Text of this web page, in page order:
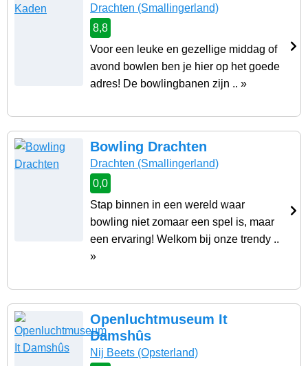
Drachten (Smallingerland)
8,8
Voor een leuke en gezellige middag of
avond bowlen ben je hier op het goede
adres! De bowlingbanen zijn .. »
Bowling Drachten
Drachten (Smallingerland)
0,0
Stap binnen in een wereld waar
bowling niet zomaar een spel is, maar
een ervaring! Welkom bij onze trendy ..
»
Openluchtmuseum It
Damshûs
Nij Beets (Opsterland)